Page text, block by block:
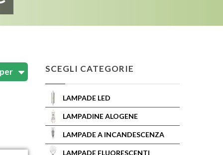
SCEGLI CATEGORIE
LAMPADE LED
LAMPADINE ALOGENE
LAMPADE A INCANDESCENZA
LAMPADE FLUORESCENTI